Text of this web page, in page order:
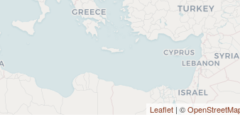
Leaflet | ©